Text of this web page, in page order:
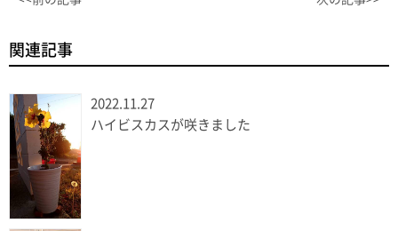
関連記事
2022.11.27
ハイビスカスが咲きました